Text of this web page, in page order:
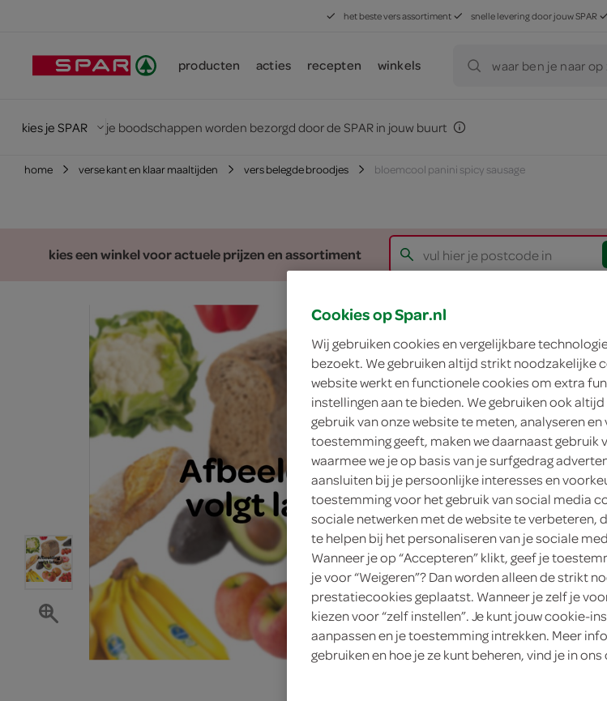
het beste vers assortiment snelle levering door jouw SPAR
producten acties recepten winkels waar ben je naar op
kies je SPAR je boodschappen worden bezorgd door de SPAR in jouw buurt
home verse kant en klaar maaltijden vers belegde broodjes bloemcool panini spicy sausage
kies een winkel voor actuele prijzen en assortiment
Bloemcool
4.
50
175 Gram
in winkelmand
Let op:
verwerkt in de
bak de panini krokant
pauze
Cookies op Spar.nl
Wij gebruiken cookies en vergelijkbare
bezoekt. We gebruiken altijd strikt noodzakelijke
website werkt en functionele cookies om extra
instellingen aan te bieden. We gebruiken ook
gebruik van onze website te meten, analyseren en
toestemming geeft, maken we daarnaast gebruik
waarmee we je op basis van je surfgedrag
aansluiten bij je persoonlijke interesses en
toestemming voor het gebruik van social media
sociale netwerken met de website te verbeteren,
te helpen bij het personaliseren van je sociale
Wanneer je op “Accepteren” klikt, geef je
je voor “Weigeren”? Dan worden alleen de strikt
prestatiecookies geplaatst. Wanneer je zelf je
kiezen voor “zelf instellen”. Je kunt jouw cookie-
aanpassen en je toestemming intrekken. Meer
gebruiken en hoe je ze kunt beheren, vind je in